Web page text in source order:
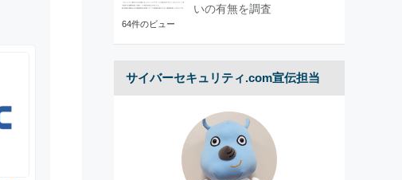
いの有無を調査
64件のビュー
サイバーセキュリティ.com宣伝担当